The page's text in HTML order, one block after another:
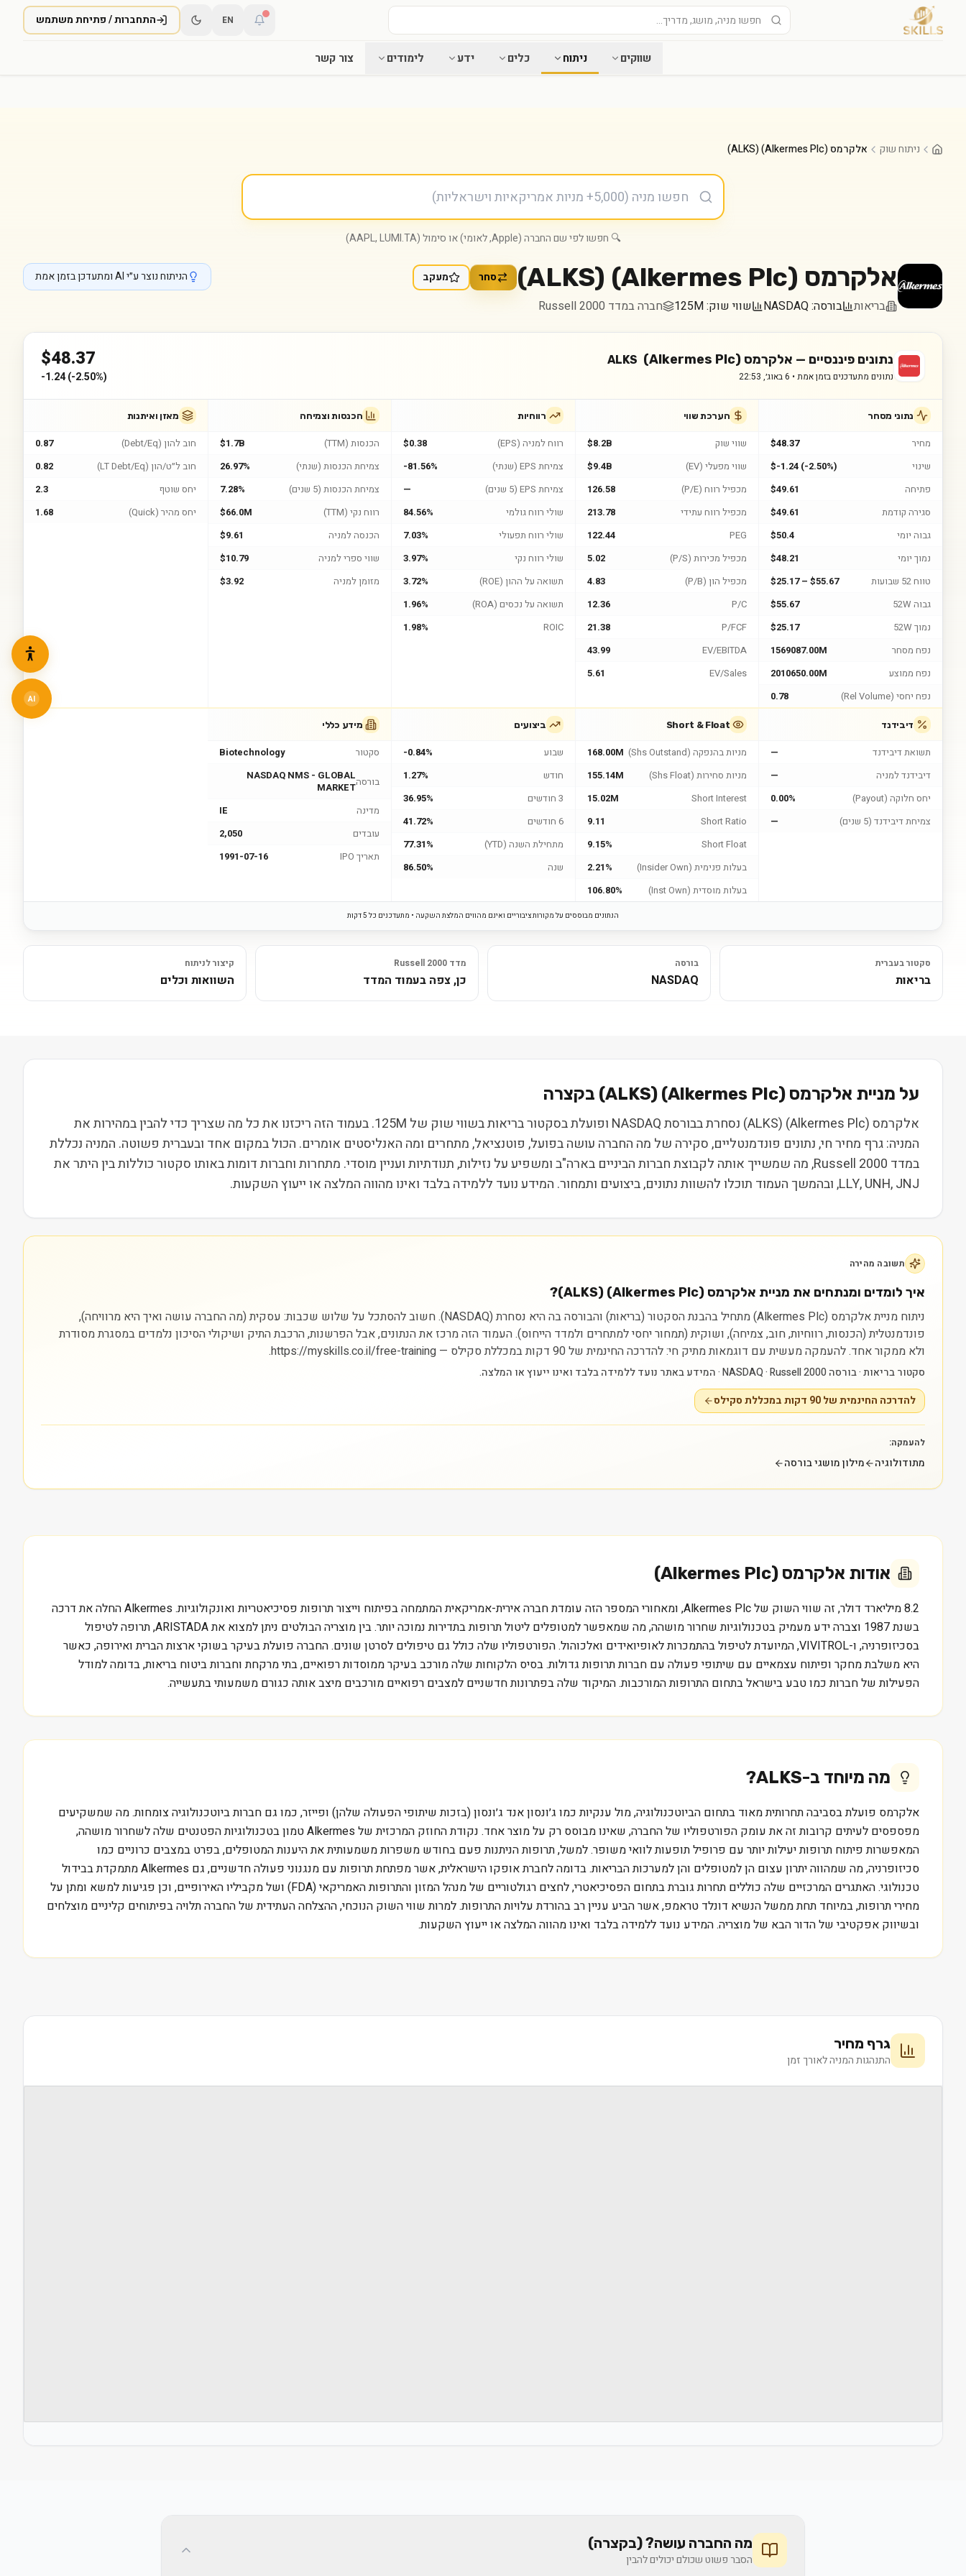
EN התחברות / פתיחת משתמש
שווקים ניתוח כלים ידע לימודים צור קשר
ניתוח שוק אלקרמס (Alkermes Plc) (ALKS)
🔍 חפשו לפי שם החברה (Apple, לאומי) או סימול (AAPL, LUMI.TA)
אלקרמס (Alkermes Plc) (
ALKS
) סחר מעקב
בריאות בורסה:NASDAQ שווי שוק:125M חברה במדד Russell 2000
הניתוח נוצר ע״י AI ומתעדכן בזמן אמת
נתונים פיננסיים — אלקרמס (Alkermes Plc) ALKS
נתונים מתעדכנים בזמן אמת • 6 באוג׳, 22:53
$48.37
-1.24(-2.50%)
נתוני מסחר
מחיר
$48.37
שינוי
$-1.24 (-2.50%)
פתיחה
$49.61
סגירה קודמת
$49.61
גבוה יומי
$50.4
נמוך יומי
$48.21
טווח 52 שבועות
$25.17 – $55.67
גבוה 52W
$55.67
נמוך 52W
$25.17
נפח מסחר
1569087.00M
נפח ממוצע
2010650.00M
נפח יחסי (Rel Volume)
0.78
הערכת שווי
שווי שוק
$8.2B
שווי מפעלי (EV)
$9.4B
מכפיל רווח (P/E)
126.58
מכפיל רווח עתידי
213.78
PEG
122.44
מכפיל מכירות (P/S)
5.02
מכפיל הון (P/B)
4.83
P/C
12.36
P/FCF
21.38
EV/EBITDA
43.99
EV/Sales
5.61
רווחיות
רווח למניה (EPS)
$0.38
צמיחת EPS (שנתי)
-81.56%
צמיחת EPS (5 שנים)
—
שולי רווח גולמי
84.56%
שולי רווח תפעולי
7.03%
שולי רווח נקי
3.97%
תשואה על ההון (ROE)
3.72%
תשואה על נכסים (ROA)
1.96%
ROIC
1.98%
הכנסות וצמיחה
הכנסות (TTM)
$1.7B
צמיחת הכנסות (שנתי)
26.97%
צמיחת הכנסות (5 שנים)
7.28%
רווח נקי (TTM)
$66.0M
הכנסה למניה
$9.61
שווי ספרי למניה
$10.79
מזומן למניה
$3.92
מאזן ואיתנות
חוב להון (Debt/Eq)
0.87
חוב ל״ט/הון (LT Debt/Eq)
0.82
יחס שוטף
2.3
יחס מהיר (Quick)
1.68
דיבידנד
תשואת דיבידנד
—
דיבידנד למניה
—
יחס חלוקה (Payout)
0.00%
צמיחת דיבידנד (5 שנים)
—
Short & Float
מניות בהנפקה (Shs Outstand)
168.00M
מניות סחירות (Shs Float)
155.14M
Short Interest
15.02M
Short Ratio
9.11
Short Float
9.15%
בעלות פנימית (Insider Own)
2.21%
בעלות מוסדית (Inst Own)
106.80%
ביצועים
שבוע
-0.84%
חודש
1.27%
3 חודשים
36.95%
6 חודשים
41.72%
מתחילת השנה (YTD)
77.31%
שנה
86.50%
מידע כללי
סקטור Biotechnology
בורסהNASDAQ NMS - GLOBAL
MARKET
מדינה
IE
עובדים
2,050
תאריך IPO
1991-07-16
הנתונים מבוססים על מקורות ציבוריים ואינם מהווים המלצת השקעה • מתעדכנים כל 5 דקות
סקטור בעברית
בריאות
בורסה
NASDAQ
מדד Russell 2000
כן, צפה בעמוד המדד
קיצור לניתוח
השוואות וכלים
על מניית אלקרמס (Alkermes Plc) (
ALKS) בקצרה
אלקרמס (Alkermes Plc) (ALKS) נסחרת בבורסת NASDAQ ופועלת בסקטור בריאות בשווי שוק של 125M. בעמוד הזה ריכזנו את כל מה שצריך כדי להבין במהירות את
המניה: גרף מחיר חי, נתונים פונדמנטליים, סקירה של מה החברה עושה בפועל, פוטנציאל, מתחרים ומה האנליסטים אומרים. הכול במקום אחד ובעברית פשוטה. המניה נכללת
במדד Russell 2000, מה שמשייך אותה לקבוצת חברות הביניים בארה"ב ומשפיע על נזילות, תנודתיות ועניין מוסדי. מתחרות וחברות דומות באותו סקטור כוללות בין היתר את
LLY, UNH, JNJ, ובהמשך העמוד תוכלו להשוות נתונים, ביצועים ותמחור. המידע נועד ללמידה בלבד ואינו מהווה המלצה או ייעוץ השקעות.
תשובה מהירה
איך לומדים ומנתחים את מניית אלקרמס (Alkermes Plc) (ALKS)?
ניתוח מניית אלקרמס (Alkermes Plc) מתחיל בהבנת הסקטור (בריאות) והבורסה בה היא נסחרת (NASDAQ). חשוב להסתכל על שלוש שכבות: עסקית (מה החברה עושה ואיך היא מרוויחה),
פונדמנטלית (הכנסות, רווחיות, חוב, צמיחה), ושוקית (תמחור יחסי למתחרים ולמדד הייחוס). העמוד הזה מרכז את הנתונים, אבל הפרשנות, הרכבת התיק ושיקולי הסיכון נלמדים במסגרת מסודרת
ולא ממקור אחד.להעמקה מעשית עם דוגמאות מתיק חי: להדרכה החינמית של 90 דקות במכללת סקילס — https://myskills.co.il/free-training.
סקטור בריאות · בורסה NASDAQ · Russell 2000 · המידע באתר נועד ללמידה בלבד ואינו ייעוץ או המלצה.
להדרכה החינמית של 90 דקות במכללת סקילס
להעמקה:
מתודולוגיה מילון מושגי בורסה
אודות אלקרמס (Alkermes Plc)
8.2 מיליארד דולר, זה שווי השוק של Alkermes Plc, ומאחורי המספר הזה עומדת חברה אירית-אמריקאית המתמחה בפיתוח וייצור תרופות פסיכיאטריות ואונקולוגיות. Alkermes החלה את דרכה
בשנת 1987 וצברה ידע מעמיק בטכנולוגיות שחרור מושהה, מה שמאפשר למטופלים ליטול תרופות בתדירות נמוכה יותר. בין מוצריה הבולטים ניתן למצוא את ARISTADA, תרופה לטיפול
בסכיזופרניה, ו-VIVITROL, המיועדת לטיפול בהתמכרות לאופיואידים ואלכוהול. הפורטפוליו שלה כולל גם טיפולים לסרטן שונים. החברה פועלת בעיקר בשוקי ארצות הברית ואירופה, כאשר
היא משלבת מחקר ופיתוח עצמאיים עם שיתופי פעולה עם חברות תרופות גדולות. בסיס הלקוחות שלה מורכב בעיקר ממוסדות רפואיים, בתי מרקחת וחברות ביטוח בריאות, בדומה למודל
הפעילות של חברות כמו טבע בישראל בתחום התרופות המורכבות. המיקוד שלה בפתרונות חדשניים למצבים רפואיים מורכבים מיצב אותה כגורם משמעותי בתעשייה.
מה מיוחד ב-ALKS
?
אלקרמס פועלת בסביבה תחרותית מאוד בתחום הביוטכנולוגיה, מול ענקיות כמו ג׳ונסון אנד ג׳ונסון (בזכות שיתופי הפעולה שלהן) ופייזר, כמו גם חברות ביוטכנולוגיה צומחות. מה שמשקיעים
מפספסים לעיתים קרובות זה את עומק הפורטפוליו של החברה, שאינו מבוסס רק על מוצר אחד. נקודת החוזק המרכזית של Alkermes טמון בטכנולוגיות הפטנטים שלה לשחרור מושהה,
המאפשרות פיתוח תרופות יעילות יותר עם פרופיל תופעות לוואי משופר. למשל, תרופות הניתנות פעם בחודש משפרות משמעותית את היענות המטופלים, בפרט במצבים כרוניים כמו
סכיזופרניה, מה שמהווה יתרון עצום הן למטופלים והן למערכות הבריאות. בדומה לחברת אופקו הישראלית, אשר מפתחת תרופות עם מנגנוני פעולה חדשניים, גם Alkermes מתמקדת בבידול
טכנולוגי. האתגרים המרכזיים שלה כוללים תחרות גוברת בתחום הפסיכיאטרי, לחצים רגולטוריים של מנהל המזון והתרופות האמריקאי (FDA) ושל מקביליו האירופיים, וכן פגיעות למשא ומתן על
מחירי תרופות, במיוחד תחת ממשל הנשיא דונלד טראמפ, אשר הביע עניין רב בהורדת עלויות התרופות. למרות שווי השוק הנוכחי, ההצלחה העתידית של החברה תלויה בפיתוחים קליניים מוצלחים
ובשיווק אפקטיבי של הדור הבא של מוצריה. המידע נועד ללמידה בלבד ואינו מהווה המלצה או ייעוץ השקעות.
גרף מחיר
התנהגות המניה לאורך זמן
מה החברה עושה? (בקצרה)
הסבר פשוט שכולם יכולים להבין
AI